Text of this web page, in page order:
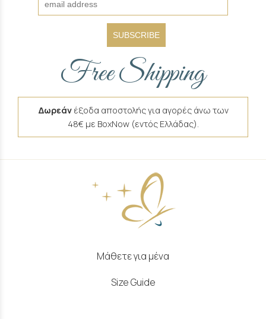
SUBSCRIBE
Free Shipping
Δωρεάν έξοδα αποστολής για αγορές άνω των
48€ με BoxNow (εντός Ελλάδας).
Μάθετε για μένα
Size Guide